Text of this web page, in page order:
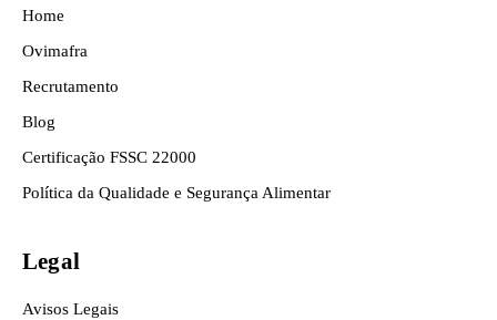
Home
Ovimafra
Recrutamento
Blog
Certificação FSSC 22000
Política da Qualidade e Segurança Alimentar
Legal
Avisos Legais